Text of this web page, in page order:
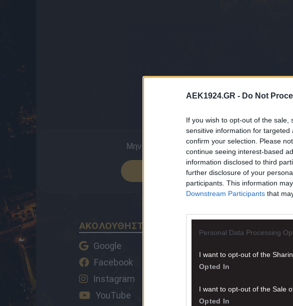
AEK1924.GR - Do Not
If you wish to opt-out of the
sensitive information for
confirm your selection. Please
continue seeing interest-based
information disclosed to third
further disclosure of your
participants. This information
Downstream Participants that
Personal Data Processing
I want to opt-out of the
Opted In
I want to opt-out of the Sale
Opted In
Μην χάνεις νέα της ΑΕΚ. Ακολούθησε το
ΠΡΟΣΘΕΣΕ ΤΟ AEK1924
ΑΚΟΛΟΥΘΗΣΤΕ ΤΟ AEK1924 ΚΑΙ ΜΕΙΝΕΤΕ
Google
Facebook
Instagram
YouTube